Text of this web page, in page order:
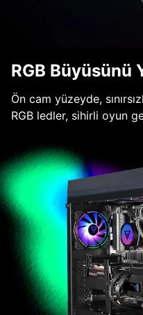
RGB Büyüsünü
Ön cam yüzeyde,
RGB ledler, sihirli oyun